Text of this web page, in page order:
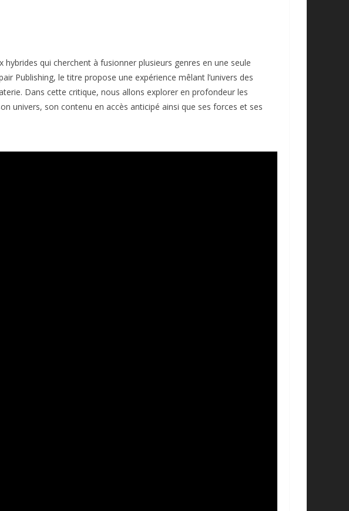
hybrides qui cherchent à fusionner plusieurs genres en une seule
Publishing, le titre propose une expérience mêlant l’univers des
Dans cette critique, nous allons explorer en profondeur les
univers, son contenu en accès anticipé ainsi que ses forces et ses